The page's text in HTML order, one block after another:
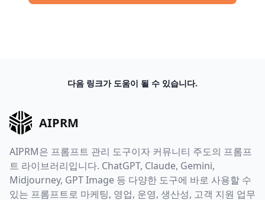
다음 링크가 도움이 될 수 있습니다.
AIPRM
AIPRM은 프롬프트 관리 도구이자 커뮤니티 주도의 프롬프
트 라이브러리입니다. ChatGPT, Claude, Gemini,
Midjourney, GPT Image 등 다양한 도구에 바로 사용할 수
있는 프롬프트로 마케팅, 영업, 운영, 생산성, 고객 지원 업무